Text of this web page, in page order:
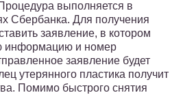
выполняется в
Сбербанка. Для получения
заявление, в котором
информацию и номер
заявление будет
утерянного пластика получит
Помимо быстрого снятия